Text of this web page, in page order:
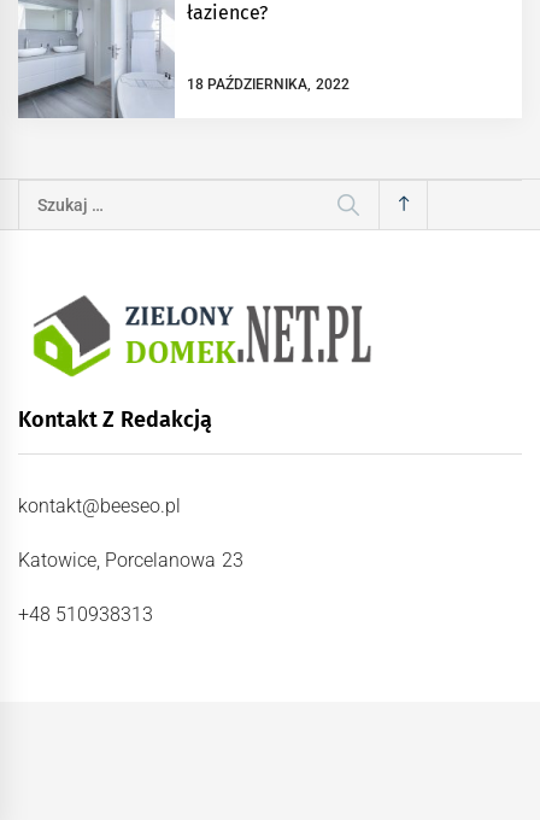
łazience?
18 PAŹDZIERNIKA, 2022
Szukaj:
Kontakt Z Redakcją
kontakt@beeseo.pl
Katowice, Porcelanowa 23
+48 510938313